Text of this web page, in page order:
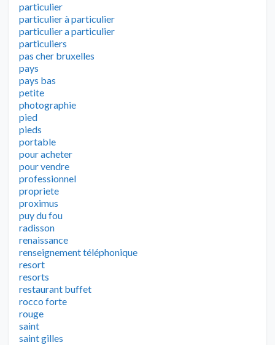
particulier
particulier à particulier
particulier a particulier
particuliers
pas cher bruxelles
pays
pays bas
petite
photographie
pied
pieds
portable
pour acheter
pour vendre
professionnel
propriete
proximus
puy du fou
radisson
renaissance
renseignement téléphonique
resort
resorts
restaurant buffet
rocco forte
rouge
saint
saint gilles